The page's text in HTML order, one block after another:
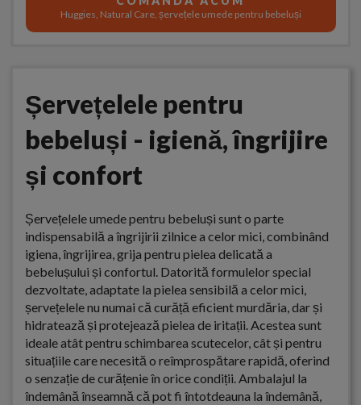
Huggies, Natural Care, șervețele umede pentru bebeluși
Șervețelele pentru
bebeluși - igienă, îngrijire
și confort
Șervețelele umede pentru bebeluși sunt o parte
indispensabilă a îngrijirii zilnice a celor mici, combinând
igiena, îngrijirea, grija pentru pielea delicată a
bebelușului și confortul. Datorită formulelor special
dezvoltate, adaptate la pielea sensibilă a celor mici,
șervețelele nu numai că curăță eficient murdăria, dar și
hidratează și protejează pielea de iritații. Acestea sunt
ideale atât pentru schimbarea scutecelor, cât și pentru
situațiile care necesită o reîmprospătare rapidă, oferind
o senzație de curățenie în orice condiții. Ambalajul la
îndemână înseamnă că pot fi întotdeauna la îndemână,